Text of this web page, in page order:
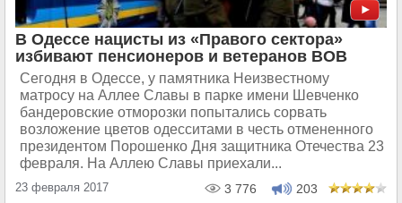
В Одессе нацисты из «Правого сектора»
избивают пенсионеров и ветеранов ВОВ
Сегодня в Одессе, у памятника Неизвестному
матросу на Аллее Славы в парке имени Шевченко
бандеровские отморозки попытались сорвать
возложение цветов одесситами в честь отмененного
президентом Порошенко Дня защитника Отечества 23
февраля. На Аллею Славы приехали...
23 февраля 2017 3 776 203